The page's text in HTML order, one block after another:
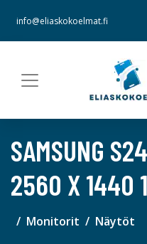
info@eliaskokoelmat.fi
SAMSUNG
2560 X 1440
Monitorit Näytöt